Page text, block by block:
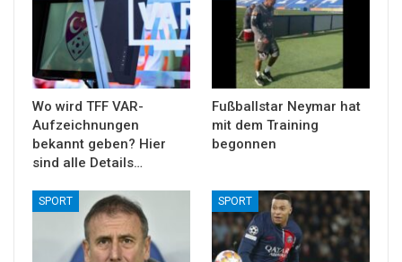
Wo wird TFF VAR-
Aufzeichnungen
bekannt geben? Hier
sind alle Details…
Fußballstar Neymar hat
mit dem Training
begonnen
SPORT SPORT